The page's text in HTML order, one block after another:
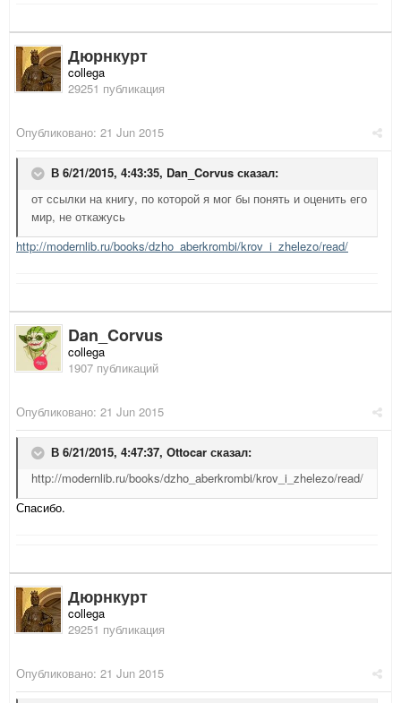
Дюрнкурт
collega
29251 публикация
Опубликовано: 21 Jun 2015
В 6/21/2015, 4:43:35, Dan_Corvus сказал:
от ссылки на книгу, по которой я мог бы понять и оценить его
мир, не откажусь
http://modernlib.ru/books/dzho_aberkrombi/krov_i_zhelezo/read/
Dan_Corvus
collega
1907 публикаций
Опубликовано: 21 Jun 2015
В 6/21/2015, 4:47:37, Ottocar сказал:
http://modernlib.ru/books/dzho_aberkrombi/krov_i_zhelezo/read/
Спасибо.
Дюрнкурт
collega
29251 публикация
Опубликовано: 21 Jun 2015